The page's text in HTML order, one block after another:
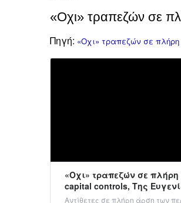
«Οχι» τραπεζών σε
Πηγή: «Οχι» τραπεζών σε πλήρη
«Οχι» τραπεζών σε
capital controls, Της
Αντίθετες σε πλήρη άρση των